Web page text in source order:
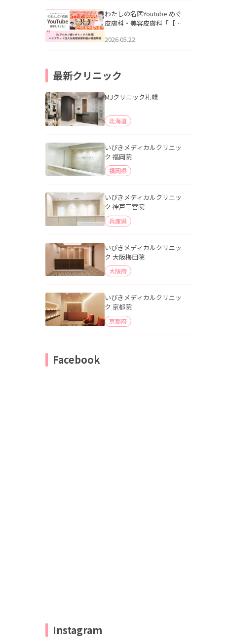
た。
わたしの名医Youtube めぐ
皮膚科・美容皮膚科「【ヒ
用】ハイブリッド注入を美
2026.05.22
最新クリニック
MJクリニック札幌
北海道
いびきメディカルクリニッ
ク 福岡院
福岡県
いびきメディカルクリニッ
ク 神戸三宮院
兵庫県
いびきメディカルクリニッ
ク 大阪梅田院
大阪府
いびきメディカルクリニッ
ク 京都院
京都府
Facebook
Instagram